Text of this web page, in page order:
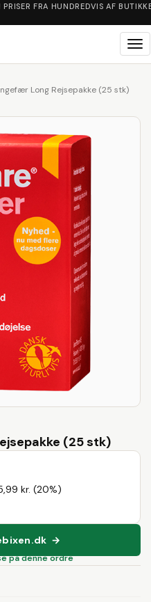
FRA HUNDREDVIS AF
Long Rejsepakke (25 stk)
(25 stk)
kr. (20%)
→
på denne ordre